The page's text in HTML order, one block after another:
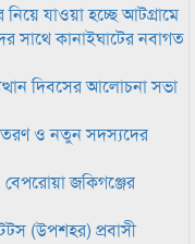
যাওয়া হচ্ছে আটগ্রামে
সাথে কানাইঘাটের নবাগত
দিবসের আলোচনা সভা
ও নতুন সদস্যদের
জকিগঞ্জের
(উপশহর) প্রবাসী